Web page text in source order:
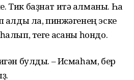
Тик баҙнат итə алманы. Һаҡ
алды ла, пинжəгенең эске
теге аҡсаны һондо.
булды. – Исмаһам, бер